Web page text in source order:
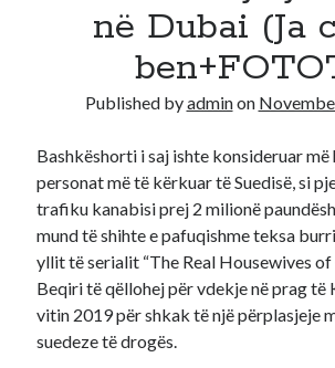
Recent Comments
A WordPress Commenteron Hello world!
në Dubai (Ja
Published byadminon
Bashkëshorti i saj ishte konsideruar më
personat më të kërkuar të Suedisë, si
trafiku kanabisi prej 2 milionë
mund të shihte e pafuqishme teksa
yllit të serialit “The Real Housewives of
Beqiri të qëllohej për vdekje në prag të
vitin 2019 për shkak të një përplasjeje
suedeze të drogës.